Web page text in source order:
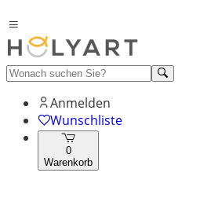
Anmelden
Wunschliste
0
Warenkorb